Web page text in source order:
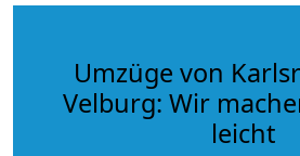
Umzüge von
Velburg: Wir
leicht